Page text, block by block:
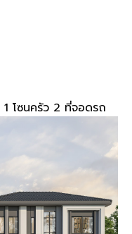
1 โซนครัว 2 ที่จอดรถ